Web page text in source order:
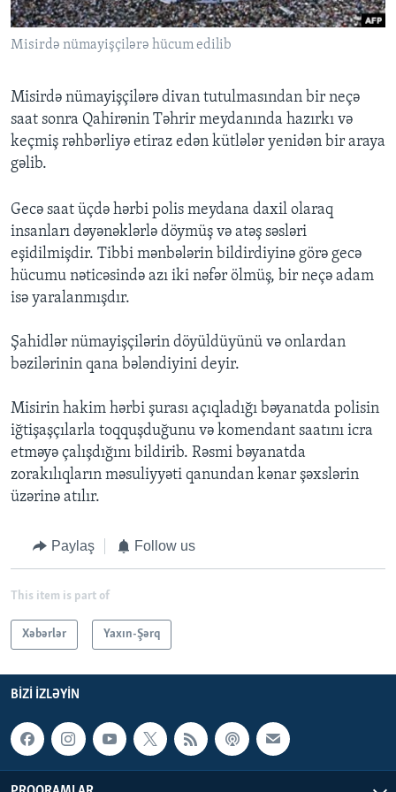
BIZI IZLƏYIN
Misirdə nümayişçilərə hücum edilib
Misirdə nümayişçilərə divan tutulmasından bir neçə
saat sonra Qahirənin Təhrir meydanında hazırkı və
keçmiş rəhbərliyə etiraz edən kütlələr yenidən bir araya
gəlib.
Gecə saat üçdə hərbi polis meydana daxil olaraq
insanları dəyənəklərlə döymüş və atəş səsləri
eşidilmişdir. Tibbi mənbələrin bildirdiyinə görə gecə
hücumu nəticəsində azı iki nəfər ölmüş, bir neçə adam
isə yaralanmışdır.
Şahidlər nümayişçilərin döyüldüyünü və onlardan
bəzilərinin qana bələndiyini deyir.
Misirin hakim hərbi şurası açıqladığı bəyanatda polisin
iğtişaşçılarla toqquşduğunu və komendant saatını icra
etməyə çalışdığını bildirib. Rəsmi bəyanatda
zorakılıqların məsuliyyəti qanundan kənar şəxslərin
üzərinə atılır.
Paylaş Follow us
This item is part of
Xəbərlər Yaxın-Şərq
BIZI IZLƏYIN